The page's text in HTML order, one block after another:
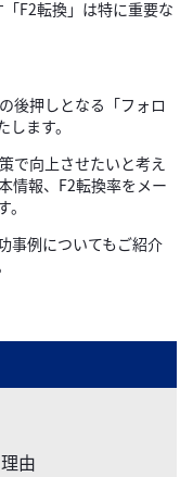
F2転換」は特に重要な
後押しとなる「フォロ
ます。
で向上させたいと考え
情報、F2転換率をメー
事例についてもご紹介
由